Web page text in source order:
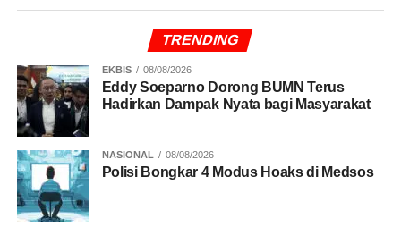
TRENDING
EKBIS 08/08/2026
Eddy Soeparno Dorong BUMN Terus
Hadirkan Dampak Nyata bagi Masyarakat
NASIONAL 08/08/2026
Polisi Bongkar 4 Modus Hoaks di Medsos